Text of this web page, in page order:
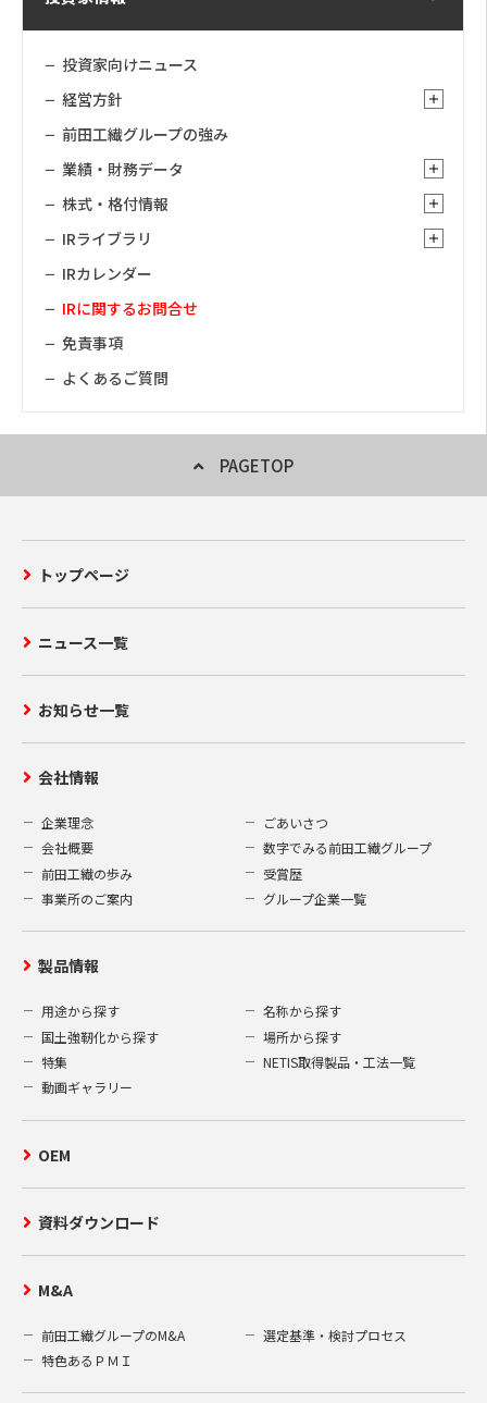
投資家向けニュース
経営方針
前田工繊グループの強み
業績・財務データ
株式・格付情報
IRライブラリ
IRカレンダー
IRに関するお問合せ
免責事項
よくあるご質問
2.第三者への開示
以下の場合を除き、第三者への開示または提供す
ることはいたしません。
当社が適切な回答または対応をさせていただ
内容に関連する当社グループ会社へ情報を開
示する場合。
上記であげた個人情報の使用に必要な限りに
に対し開示を行う場合。
法令に基づく場合その他個人情報保護法によ
り第三者への提供が認められている場合。
お客様にご承諾いただいた場合。
3.個人情報の取得項目
当社は、当社ウェブサイト上での資料送付の申込
みの受付、及びお客様からの当社へのお問い合わ
メールアドレス、勤務先、所属部署等の個人情報
を取得いたします。
応いたします。弊社保有個人情報の開示等の請求
ご希望の方は、次の申請書（A）をダウンロード
し、所定の事項を全てご記入の上、本人確認の為
の書類（B）を同封し、下記窓口までご郵送くだ
さい。
〒919-0422
福井県坂井市春江町沖布目 38-3
前田工繊株式会社 業務企画部 企画総務グルー
個人情報開示等申請書
運転免許証やパスポートなどの公的書類の写し 1
点
なお、情報開示などの請求等は、本人確認の必要
上、郵送によるもののみ受付致します。電話やメ
ールによる請求は受付けておりませんので、予め
数料がかかります。500円分の郵便切手を申請書
類に同封してください。
るよう鋭意努力しており、個人情報への外部から
の不正なアクセス、個人情報の紛失・破壊・改ざ
ん・漏洩などへの危険防止に対する合理的かつ適
PAGETOP
トップページ
ニュース一覧
お知らせ一覧
会社情報
企業理念
ごあいさつ
会社概要
数字でみる前田工繊グループ
前田工繊の歩み
受賞歴
事業所のご案内
グループ企業一覧
製品情報
用途から探す
名称から探す
国土強靭化から探す
場所から探す
特集
NETIS取得製品・工法一覧
動画ギャラリー
OEM
資料ダウンロード
M&A
前田工繊グループのM&A
選定基準・検討プロセス
特色あるＰＭＩ